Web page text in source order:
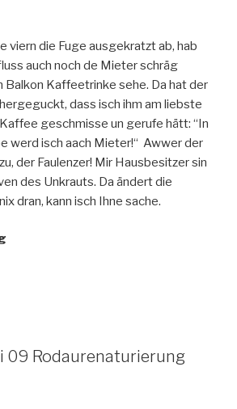
viern die Fuge ausgekratzt ab, hab
auch noch de Mieter schräg
Balkon Kaffeetrinke sehe. Da hat der
dass isch ihm am liebste
geschmisse un gerufe hätt: “In
werd isch aach Mieter!“ Awwer der
der Faulenzer! Mir Hausbesitzer sin
des Unkrauts. Da ändert die
dran, kann isch Ihne sache.
09 Rodaurenaturierung